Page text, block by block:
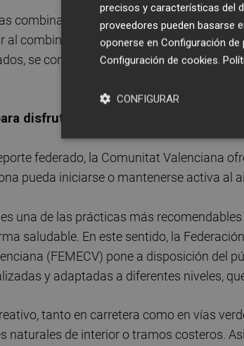
combinadas y de resistencia como el
al combinar natación, ciclismo y carrera
se configura como una modalidad
disfrutar del deporte al aire libre
federado, la Comunitat Valenciana
pueda iniciarse o mantenerse activa al
una de las prácticas más
saludable. En este sentido, la
(FEMECV) pone a disposición del
y adaptadas a diferentes niveles,
tanto en carretera como en vías
naturales de interior o tramos costeros.
precisos y características del
proveedores pueden basarse
oponerse en Configuración de
Configuración de cookies.
CONFIGURAR